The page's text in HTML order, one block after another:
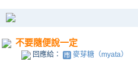
不要隨便說一定
回應給： 麥芽糖（myata）